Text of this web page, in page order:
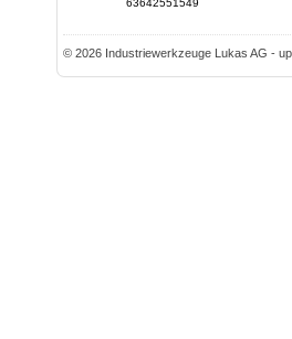
63642551549
© 2026 Industriewerkzeuge Lukas AG -